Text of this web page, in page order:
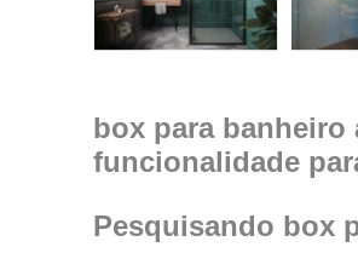
box para banheiro
funcionalidade
Pesquisando box